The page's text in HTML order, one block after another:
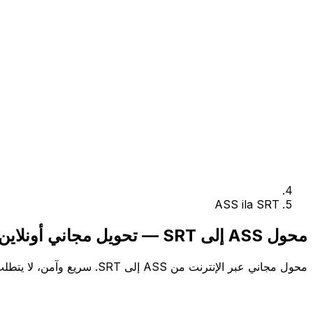
ASS ila SRT
محول ASS إلى SRT — تحويل مجاني أونلاين
محول مجاني عبر الإنترنت من ASS إلى SRT. سريع وآمن، لا يتطلب الاشتراك.